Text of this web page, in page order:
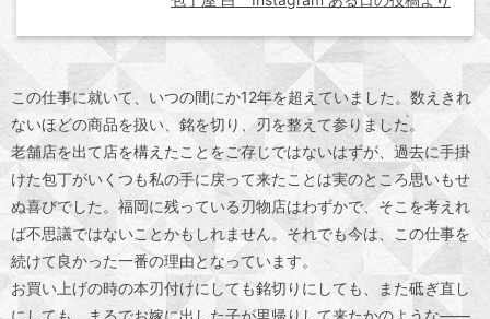
この仕事に就いて、いつの間にか12年を超えていました。数えきれ
ないほどの商品を扱い、銘を切り、刃を整えて参りました。
老舗店を出て店を構えたことをご存じではないはずが、過去に手掛
けた包丁がいくつも私の手に戻って来たことは実のところ思いもせ
ぬ喜びでした。福岡に残っている刃物店はわずかで、そこを考えれ
ば不思議ではないことかもしれません。それでも今は、この仕事を
続けて良かった一番の理由となっています。
お買い上げの時の本刃付けにしても銘切りにしても、また砥ぎ直し